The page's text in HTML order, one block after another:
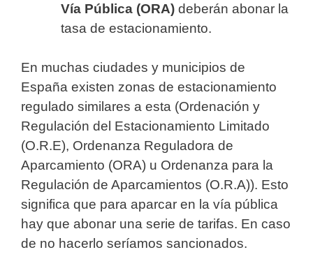
Vía Pública (ORA) deberán abonar la
tasa de estacionamiento.
En muchas ciudades y municipios de
España existen zonas de estacionamiento
regulado similares a esta (Ordenación y
Regulación del Estacionamiento Limitado
(O.R.E), Ordenanza Reguladora de
Aparcamiento (ORA) u Ordenanza para la
Regulación de Aparcamientos (O.R.A)). Esto
significa que para aparcar en la vía pública
hay que abonar una serie de tarifas. En caso
de no hacerlo seríamos sancionados.